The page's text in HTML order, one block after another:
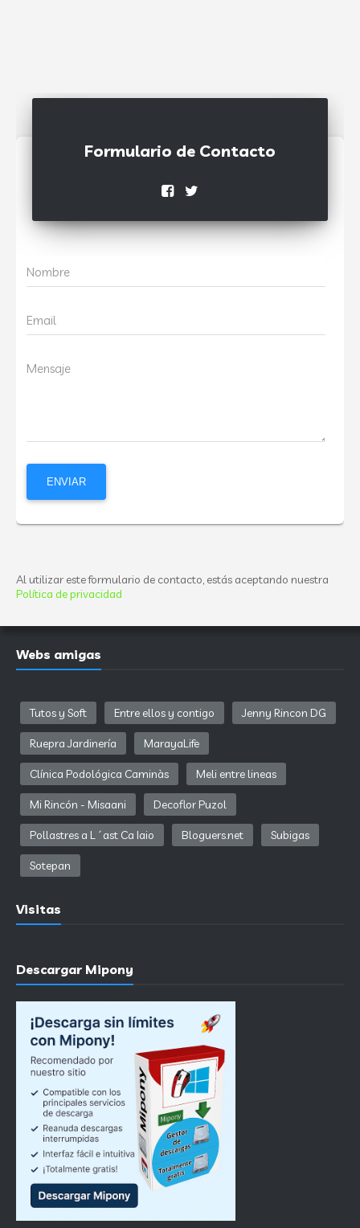
Formulario de Contacto
Nombre
Email
Mensaje
Al utilizar este formulario de contacto, estás aceptando nuestra
Política de privacidad
Webs amigas
Tutos y Soft Entre ellos y contigo Jenny Rincon DG
Ruepra Jardinería MarayaLife
Clínica Podológica Caminàs Meli entre lineas
Mi Rincón - Misaani Decoflor Puzol
Pollastres a L´ast Ca Iaio Bloguers.net Subigas
Sotepan
Visitas
Descargar Mipony